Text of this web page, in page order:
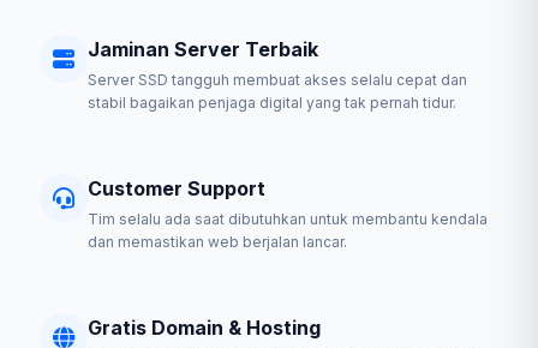
Jaminan Server Terbaik
Server SSD tangguh membuat akses selalu cepat dan
stabil bagaikan penjaga digital yang tak pernah tidur.
Customer Support
Tim selalu ada saat dibutuhkan untuk membantu kendala
dan memastikan web berjalan lancar.
Gratis Domain & Hosting